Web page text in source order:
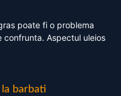
poate fi o problema
confrunta. Aspectul uleios
barbati